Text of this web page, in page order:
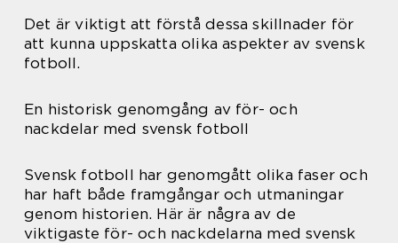
Det är viktigt att förstå dessa skillnader för
att kunna uppskatta olika aspekter av svensk
fotboll.
En historisk genomgång av för- och
nackdelar med svensk fotboll
Svensk fotboll har genomgått olika faser och
har haft både framgångar och utmaningar
genom historien. Här är några av de
viktigaste för- och nackdelarna med svensk